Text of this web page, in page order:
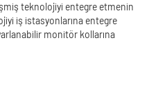
teknolojiyi entegre etmenin
iş istasyonlarına entegre
monitör kollarına